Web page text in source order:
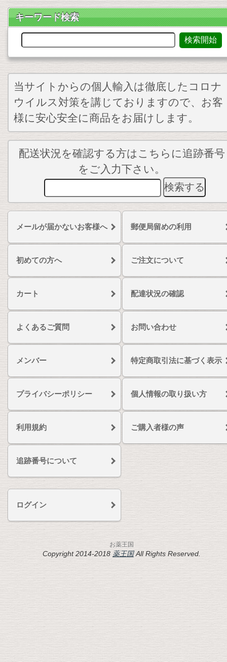
キーワード検索
当サイトからの個人輸入は徹底したコロナ
ウイルス対策を講じておりますので、お客
様に安心安全に商品をお届けします。
配送状況を確認する方はこちらに追跡番号
をご入力下さい。
メールが届かないお客様へ 郵便局留めの利用
初めての方へ ご注文について
カート 配達状況の確認
よくあるご質問 お問い合わせ
メンバー 特定商取引法に基づく表示
プライバシーポリシー 個人情報の取り扱い方
利用規約 ご購入者様の声
追跡番号について
ログイン
お薬王国
Copyright 2014-2018 薬王国All Rights Reserved.